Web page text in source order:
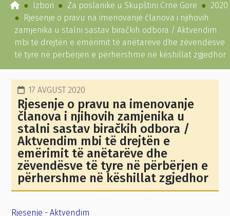
Izbori Za poslanike u Skupštini Crne Gore
2020
Rjesenje o pravu na imenovanje članova i njihovih
zamjenika u stalni sastav biračkih odbora / Aktvendim
mbi të drejtën e emërimit të anëtarëve dhe zëvendësve
të tyre në përbërjen e përhershme në këshillat zgjedhor
17 AVGUST 2020
Rjesenje o pravu na imenovanje
članova i njihovih zamjenika u
stalni sastav biračkih odbora /
Aktvendim mbi të drejtën e
emërimit të anëtarëve dhe
zëvendësve të tyre në përbërjen e
përhershme në këshillat zgjedhor
Rjesenje - Aktvendim